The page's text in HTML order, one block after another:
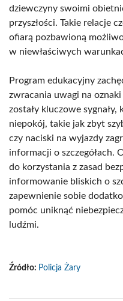
dziewczyny swoimi
przyszłości. Takie relacje
ofiarą pozbawioną
w niewłaściwych
Program edukacyjny
zwracania uwagi na
zostały kluczowe
niepokój, takie jak zbyt
czy naciski na wyjazdy
informacji o szczegółach.
do korzystania z zasad
informowanie bliskich o
zapewnienie sobie
pomóc uniknąć
ludźmi.
Źródło: Policja Żary